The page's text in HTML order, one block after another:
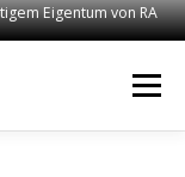
Eigentum von RA
Menü